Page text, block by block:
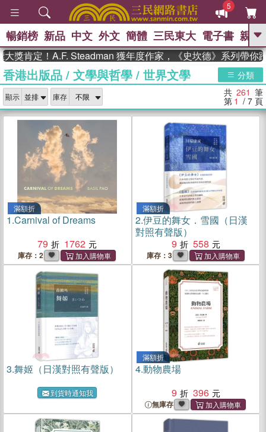
5
GO
熱搜： 東野圭吾 、 高希均教授回憶錄
、 The Odyssey 、 父親節 、 如果歷
國際布克
獎 臺灣漫遊錄 、 方念華 、 台灣的李
登輝時代
數學女孩：黎曼猜想
偉大的迷走神經
暢銷榜 新品 中文 外文 簡體 三民東大 電子書 親子
定！A.F. Steadman 獲年度作家，《史坎德》系列帶你踏上熱
香港出版品 / 文學與哲學 / 世界文學 分類
顯示 庫存 共 261 筆
第 1 / 7 頁
滿額折
1.Carnival of Dreams
79
1762
庫存：2
滿額折
2.伊豆的舞女．雪國（日漢
對照有聲版）
9
558
庫存：3
3.舞姬（日漢對照有聲版）
到貨時通知我
滿額折
4.動物農場
9
396
無庫存